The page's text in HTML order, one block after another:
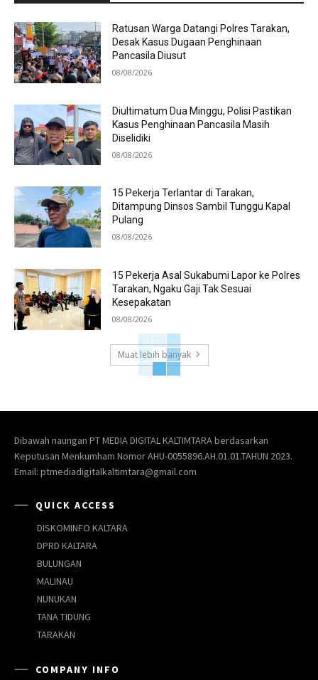
Ratusan Warga Datangi Polres Tarakan,
Desak Kasus Dugaan Penghinaan
Pancasila Diusut
08/08/2026
Diultimatum Dua Minggu, Polisi Pastikan
Kasus Penghinaan Pancasila Masih
Diselidiki
08/08/2026
15 Pekerja Terlantar di Tarakan,
Ditampung Dinsos Sambil Tunggu Kapal
Pulang
08/08/2026
15 Pekerja Asal Sukabumi Lapor ke Polres
Tarakan, Ngaku Gaji Tak Sesuai
Kesepakatan
08/08/2026
Muat lebih banyak
Dibawah naungan PT MEDIA DIGITAL KALTIMTARA berdasarkan
Keputusan Menkumham Nomor AHU-0055896.AH.01.01.TAHUN 2023.
Email: ptmediadigitalkaltimtara@gmail.com
QUICK ACCESS
DISKOMINFO KALTARA
DPRD KALTARA
BULUNGAN
MALINAU
NUNUKAN
TANA TIDUNG
TARAKAN
COMPANY INFO